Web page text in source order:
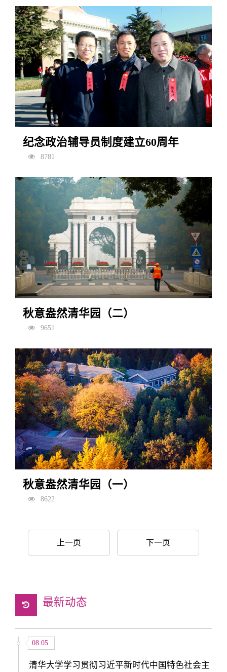
纪念政治辅导员制度建立60周年
8781
秋意盎然清华园（二）
9651
秋意盎然清华园（一）
8622
上一页 下一页
最新动态
08.05
清华大学学习贯彻习近平新时代中国特色社会主